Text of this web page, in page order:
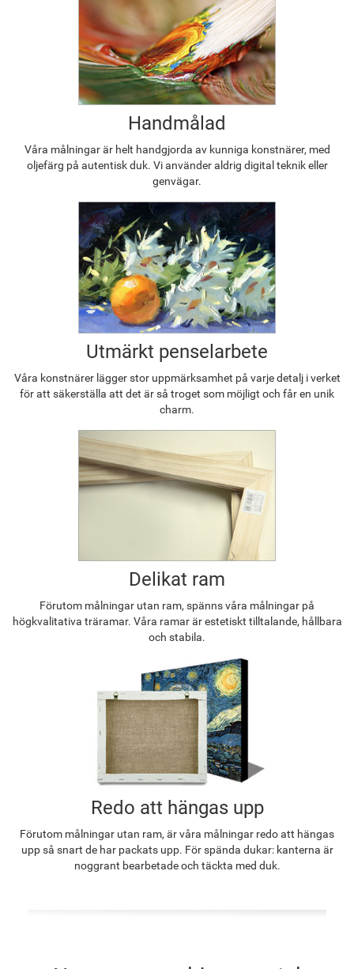
Handmålad
Våra målningar är helt handgjorda av kunniga konstnärer, med
oljefärg på autentisk duk. Vi använder aldrig digital teknik eller
genvägar.
Utmärkt penselarbete
Våra konstnärer lägger stor uppmärksamhet på varje detalj i verket
för att säkerställa att det är så troget som möjligt och får en unik
charm.
Delikat ram
Förutom målningar utan ram, spänns våra målningar på
högkvalitativa träramar. Våra ramar är estetiskt tilltalande, hållbara
och stabila.
Redo att hängas upp
Förutom målningar utan ram, är våra målningar redo att hängas
upp så snart de har packats upp. För spända dukar: kanterna är
noggrant bearbetade och täckta med duk.